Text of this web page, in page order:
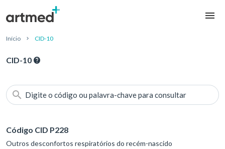
Início CID-10
CID-10
Digite o código ou palavra-chave para consultar
Código CID P228
Outros desconfortos respiratórios do recém-nascido